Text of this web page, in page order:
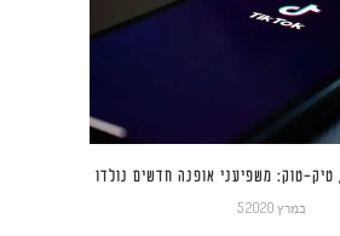
טוק: משפיעני אופנה חדשים נולדו
5 במרץ 2020